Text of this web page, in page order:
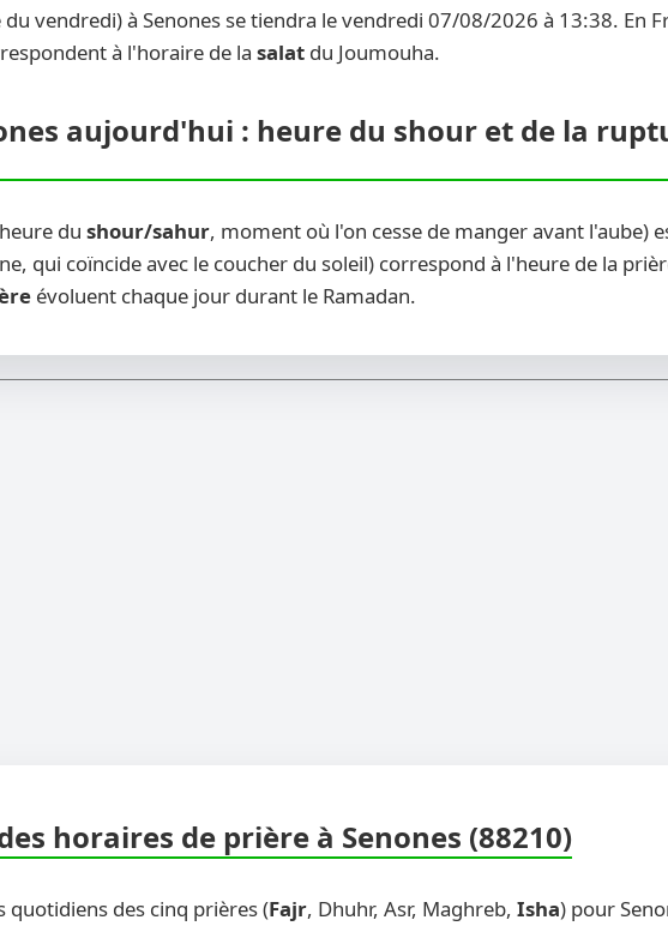
vendredi) à Senones se tiendra le vendredi 07/08/2026 à 13:38. En
à l'horaire de la salat du Joumouha.
aujourd'hui : heure du shour et de la
du shour/sahur, moment où l'on cesse de manger avant l'aube)
qui coïncide avec le coucher du soleil) correspond à l'heure de la
évoluent chaque jour durant le Ramadan.
horaires de prière à Senones (88210)
quotidiens des cinq prières (Fajr, Dhuhr, Asr, Maghreb, Isha) pour